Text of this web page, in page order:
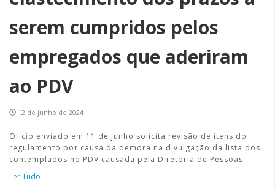
serem cumpridos pelos
empregados que aderiram
ao PDV
12 de junho de 2024
Ofício enviado em 11 de junho solicita revisão de itens do
regulamento por causa da demora na divulgação da lista dos
contemplados no PDV causada pela Diretoria de Pessoas
Ler Tudo